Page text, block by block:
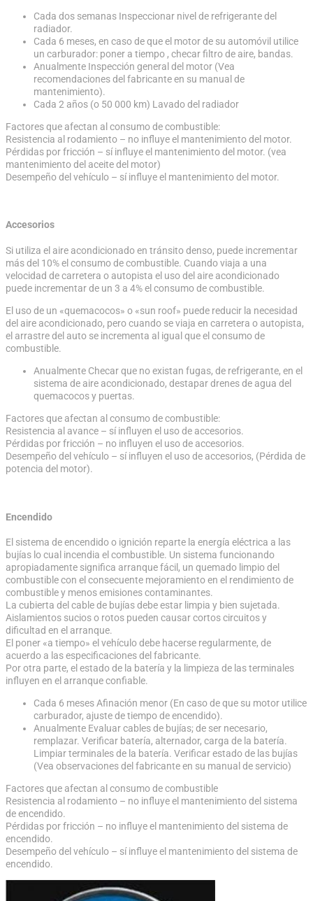
Cada dos semanas Inspeccionar nivel de refrigerante del
radiador.
Cada 6 meses, en caso de que el motor de su automóvil utilice
un carburador: poner a tiempo , checar filtro de aire, bandas.
Anualmente Inspección general del motor (Vea
recomendaciones del fabricante en su manual de
mantenimiento).
Cada 2 años (o 50 000 km) Lavado del radiador
Factores que afectan al consumo de combustible:
Resistencia al rodamiento – no influye el mantenimiento del motor.
Pérdidas por fricción – sí influye el mantenimiento del motor. (vea
mantenimiento del aceite del motor)
Desempeño del vehículo – sí influye el mantenimiento del motor.
Accesorios
Si utiliza el aire acondicionado en tránsito denso, puede incrementar
más del 10% el consumo de combustible. Cuando viaja a una
velocidad de carretera o autopista el uso del aire acondicionado
puede incrementar de un 3 a 4% el consumo de combustible.
El uso de un «quemacocos» o «sun roof» puede reducir la necesidad
del aire acondicionado, pero cuando se viaja en carretera o autopista,
el arrastre del auto se incrementa al igual que el consumo de
combustible.
Anualmente Checar que no existan fugas, de refrigerante, en el
sistema de aire acondicionado, destapar drenes de agua del
quemacocos y puertas.
Factores que afectan al consumo de combustible:
Resistencia al avance – sí influyen el uso de accesorios.
Pérdidas por fricción – no influyen el uso de accesorios.
Desempeño del vehículo – sí influyen el uso de accesorios, (Pérdida de
potencia del motor).
Encendido
El sistema de encendido o ignición reparte la energía eléctrica a las
bujías lo cual incendia el combustible. Un sistema funcionando
apropiadamente significa arranque fácil, un quemado limpio del
combustible con el consecuente mejoramiento en el rendimiento de
combustible y menos emisiones contaminantes.
La cubierta del cable de bujías debe estar limpia y bien sujetada.
Aislamientos sucios o rotos pueden causar cortos circuitos y
dificultad en el arranque.
El poner «a tiempo» el vehículo debe hacerse regularmente, de
acuerdo a las especificaciones del fabricante.
Por otra parte, el estado de la batería y la limpieza de las terminales
influyen en el arranque confiable.
Cada 6 meses Afinación menor (En caso de que su motor utilice
carburador, ajuste de tiempo de encendido).
Anualmente Evaluar cables de bujías; de ser necesario,
remplazar. Verificar batería, alternador, carga de la batería.
Limpiar terminales de la batería. Verificar estado de las bujías
(Vea observaciones del fabricante en su manual de servicio)
Factores que afectan al consumo de combustible
Resistencia al rodamiento – no influye el mantenimiento del sistema
de encendido.
Pérdidas por fricción – no influye el mantenimiento del sistema de
encendido.
Desempeño del vehículo – sí influye el mantenimiento del sistema de
encendido.